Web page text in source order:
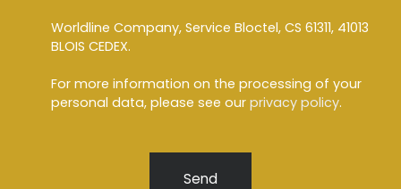
Worldline Company, Service Bloctel, CS 61311, 41013
BLOIS CEDEX.
For more information on the processing of your
personal data, please see our privacy policy.
Send